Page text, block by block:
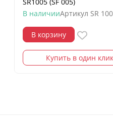
SR1005 (SF 005)
В наличииАртикул SR
В корзину
Купить в один клик